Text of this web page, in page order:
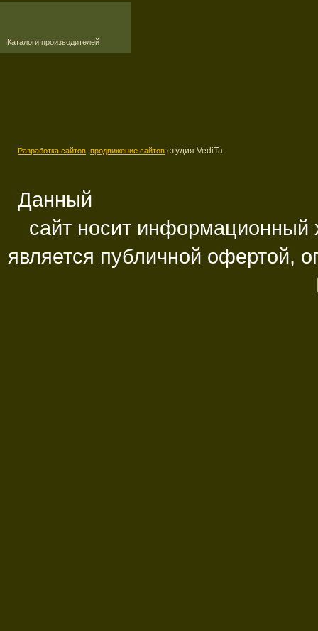
Каталоги производителей
Разработка сайтов, продвижение сайтов студия VediTa
Данный
сайт носит информационный
является публичной офертой,